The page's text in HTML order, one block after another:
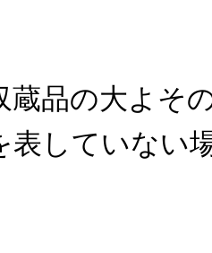
品の大よそ
表していない